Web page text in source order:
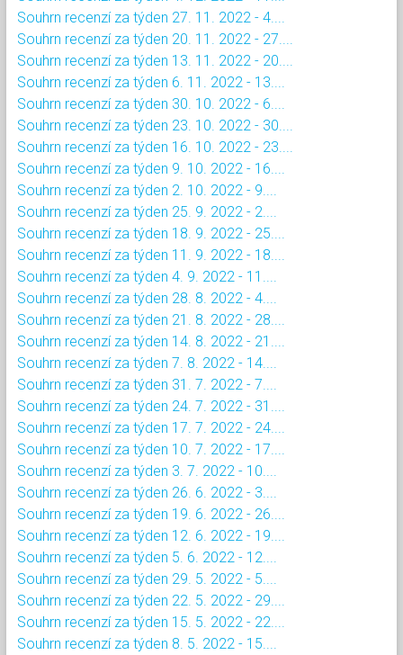
Souhrn recenzí za týden 27. 11. 2022 - 4....
Souhrn recenzí za týden 20. 11. 2022 - 27....
Souhrn recenzí za týden 13. 11. 2022 - 20....
Souhrn recenzí za týden 6. 11. 2022 - 13....
Souhrn recenzí za týden 30. 10. 2022 - 6....
Souhrn recenzí za týden 23. 10. 2022 - 30....
Souhrn recenzí za týden 16. 10. 2022 - 23....
Souhrn recenzí za týden 9. 10. 2022 - 16....
Souhrn recenzí za týden 2. 10. 2022 - 9....
Souhrn recenzí za týden 25. 9. 2022 - 2....
Souhrn recenzí za týden 18. 9. 2022 - 25....
Souhrn recenzí za týden 11. 9. 2022 - 18....
Souhrn recenzí za týden 4. 9. 2022 - 11....
Souhrn recenzí za týden 28. 8. 2022 - 4....
Souhrn recenzí za týden 21. 8. 2022 - 28....
Souhrn recenzí za týden 14. 8. 2022 - 21....
Souhrn recenzí za týden 7. 8. 2022 - 14....
Souhrn recenzí za týden 31. 7. 2022 - 7....
Souhrn recenzí za týden 24. 7. 2022 - 31....
Souhrn recenzí za týden 17. 7. 2022 - 24....
Souhrn recenzí za týden 10. 7. 2022 - 17....
Souhrn recenzí za týden 3. 7. 2022 - 10....
Souhrn recenzí za týden 26. 6. 2022 - 3....
Souhrn recenzí za týden 19. 6. 2022 - 26....
Souhrn recenzí za týden 12. 6. 2022 - 19....
Souhrn recenzí za týden 5. 6. 2022 - 12....
Souhrn recenzí za týden 29. 5. 2022 - 5....
Souhrn recenzí za týden 22. 5. 2022 - 29....
Souhrn recenzí za týden 15. 5. 2022 - 22....
Souhrn recenzí za týden 8. 5. 2022 - 15....